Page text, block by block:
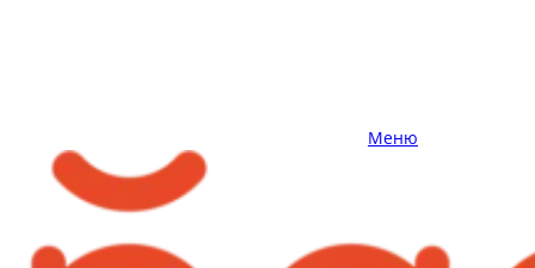
Меню